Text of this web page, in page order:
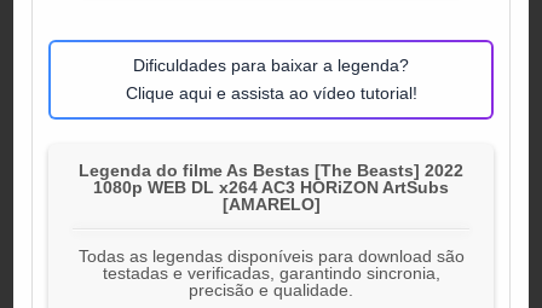
Dificuldades para baixar a legenda?
Clique aqui e assista ao vídeo tutorial!
Legenda do filme As Bestas [The Beasts] 2022
1080p WEB DL x264 AC3 HORiZON ArtSubs
[AMARELO]
Todas as legendas disponíveis para download são
testadas e verificadas, garantindo sincronia,
precisão e qualidade.